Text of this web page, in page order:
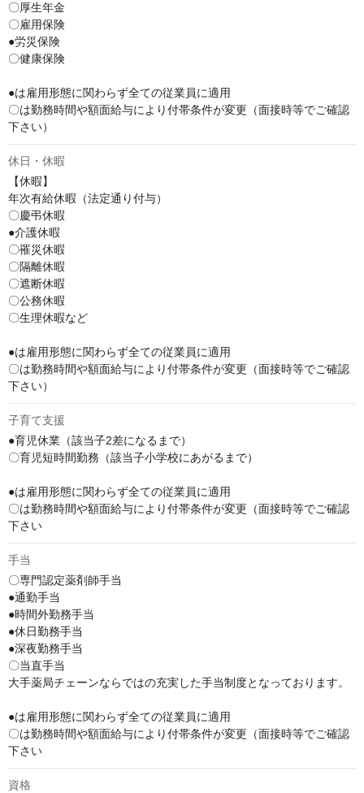
〇厚生年金
〇雇用保険
●労災保険
〇健康保険
●は雇用形態に関わらず全ての従業員に適用
〇は勤務時間や額面給与により付帯条件が変更（面接時等でご確認
下さい）
休日・休暇
【休暇】
年次有給休暇（法定通り付与）
〇慶弔休暇
●介護休暇
〇罹災休暇
〇隔離休暇
〇遮断休暇
〇公務休暇
〇生理休暇など
●は雇用形態に関わらず全ての従業員に適用
〇は勤務時間や額面給与により付帯条件が変更（面接時等でご確認
下さい）
子育て支援
●育児休業（該当子2差になるまで）
〇育児短時間勤務（該当子小学校にあがるまで）
●は雇用形態に関わらず全ての従業員に適用
〇は勤務時間や額面給与により付帯条件が変更（面接時等でご確認
下さい
手当
〇専門認定薬剤師手当
●通勤手当
●時間外勤務手当
●休日勤務手当
●深夜勤務手当
〇当直手当
大手薬局チェーンならではの充実した手当制度となっております。
●は雇用形態に関わらず全ての従業員に適用
〇は勤務時間や額面給与により付帯条件が変更（面接時等でご確認
下さい
資格